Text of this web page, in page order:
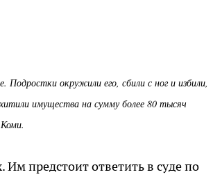
окружили его, сбили с ног и избили,
имущества на сумму более 80 тысяч
предстоит ответить в суде по